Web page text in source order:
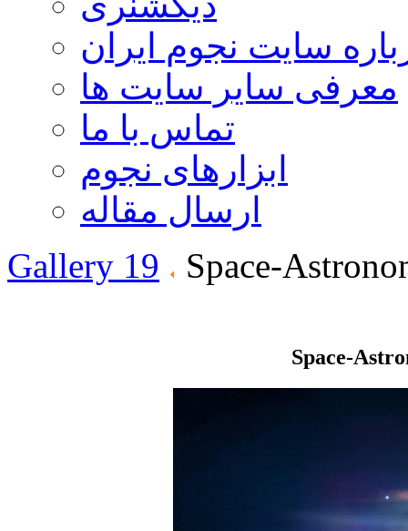
سایت نجوم ایران
معرفی سایر سایت ها
تماس با ما
ابزارهای نجوم
ارسال مقاله
Gallery 19
Space-
Space-